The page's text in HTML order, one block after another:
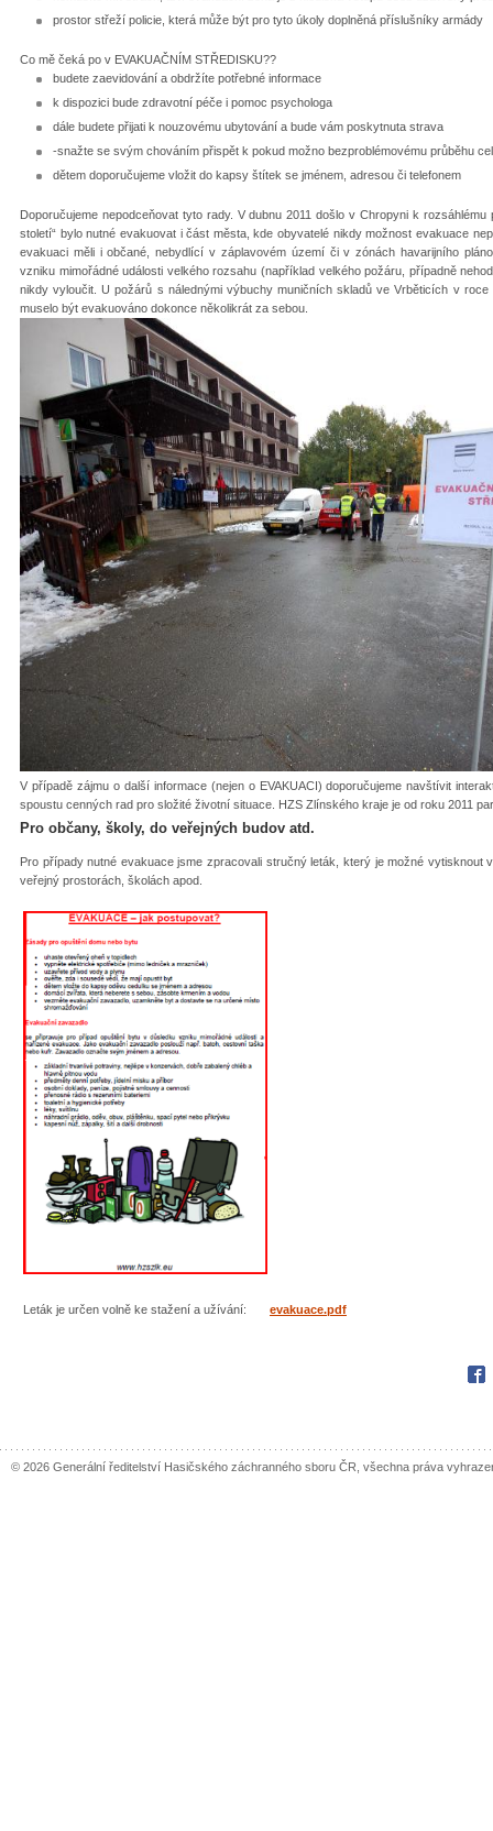
prostor střeží policie, která může být pro tyto úkoly doplněná příslušníky armády
Co mě čeká po v EVAKUAČNÍM STŘEDISKU??
budete zaevidování a obdržíte potřebné informace
k dispozici bude zdravotní péče i pomoc psychologa
dále budete přijati k nouzovému ubytování a bude vám poskytnuta strava
-snažte se svým chováním přispět k pokud možno bezproblémovému průběhu
dětem doporučujeme vložit do kapsy štítek se jménem, adresou či telefonem
Doporučujeme nepodceňovat tyto rady. V dubnu 2011 došlo v Chropyni k
století“ bylo nutné evakuovat i část města, kde obyvatelé nikdy možnost evakuace
evakuaci měli i občané, nebydlící v záplavovém území či v zónách havarijního
vzniku mimořádné události velkého rozsahu (například velkého požáru, případně
nikdy vyloučit. U požárů s nálednými výbuchy muničních skladů ve Vrběticích v
muselo být evakuováno dokonce několikrát za sebou.
V případě zájmu o další informace (nejen o EVAKUACI) doporučujeme navštívit
spoustu cenných rad pro složité životní situace. HZS Zlínského kraje je od roku 2011
Pro občany, školy, do veřejných budov atd.
Pro případy nutné evakuace jsme zpracovali stručný leták, který je možné vytisknout
veřejný prostorách, školách apod.
Leták je určen volně ke stažení a užívání: evakuace.pdf
© 2026 Generální ředitelství Hasičského záchranného sboru ČR, všechna práva